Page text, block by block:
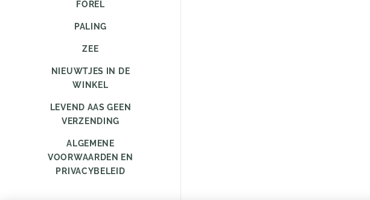
FOREL
PALING
ZEE
NIEUWTJES IN DE
WINKEL
LEVEND AAS GEEN
VERZENDING
ALGEMENE
VOORWAARDEN EN
PRIVACYBELEID